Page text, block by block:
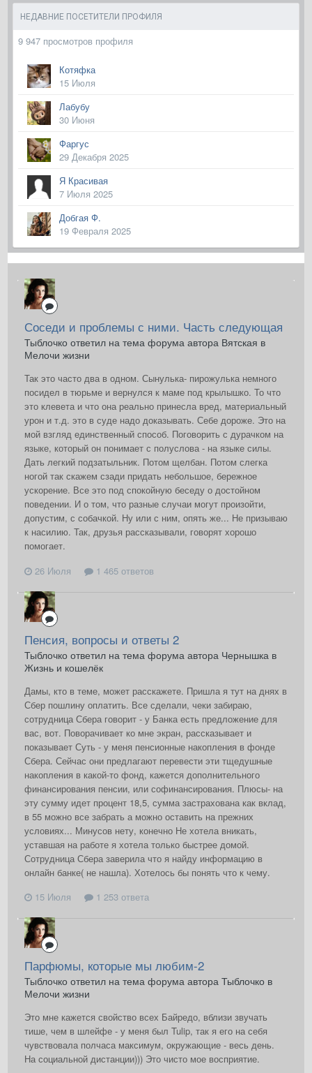
НЕДАВНИЕ ПОСЕТИТЕЛИ ПРОФИЛЯ
9 947 просмотров профиля
Котяфка
15 Июля
Лабубу
30 Июня
Фаргус
29 Декабря 2025
Я Красивая
7 Июля 2025
Добгая Ф.
19 Февраля 2025
Соседи и проблемы с ними. Часть следующая
Тыблочко ответил на тема форума автора Вятская в
Мелочи жизни
Так это часто два в одном. Сынулька- пирожулька немного
посидел в тюрьме и вернулся к маме под крылышко. То что
это клевета и что она реально принесла вред, материальный
урон и т.д. это в суде надо доказывать. Себе дороже. Это на
мой взгляд единственный способ. Поговорить с дурачком на
языке, который он понимает с полуслова - на языке силы.
Дать легкий подзатыльник. Потом щелбан. Потом слегка
ногой так скажем сзади придать небольшое, бережное
ускорение. Все это под спокойную беседу о достойном
поведении. И о том, что разные случаи могут произойти,
допустим, с собачкой. Ну или с ним, опять же... Не призываю
к насилию. Так, друзья рассказывали, говорят хорошо
помогает.
26 Июля
1 465 ответов
Пенсия, вопросы и ответы 2
Тыблочко ответил на тема форума автора Чернышка в
Жизнь и кошелёк
Дамы, кто в теме, может расскажете. Пришла я тут на днях в
Сбер пошлину оплатить. Все сделали, чеки забираю,
сотрудница Сбера говорит - у Банка есть предложение для
вас, вот. Поворачивает ко мне экран, рассказывает и
показывает Суть - у меня пенсионные накопления в фонде
Сбера. Сейчас они предлагают перевести эти тщедушные
накопления в какой-то фонд, кажется дополнительного
финансирования пенсии, или софинансирования. Плюсы- на
эту сумму идет процент 18,5, сумма застрахована как вклад,
в 55 можно все забрать а можно оставить на прежних
условиях... Минусов нету, конечно Не хотела вникать,
уставшая на работе я хотела только быстрее домой.
Сотрудница Сбера заверила что я найду информацию в
онлайн банке( не нашла). Хотелось бы понять что к чему.
15 Июля
1 253 ответа
Парфюмы, которые мы любим-2
Тыблочко ответил на тема форума автора Тыблочко в
Мелочи жизни
Это мне кажется свойство всех Байредо, вблизи звучать
тише, чем в шлейфе - у меня был Tulip, так я его на себя
чувствовала полчаса максимум, окружающие - весь день.
На социальной дистанции))) Это чисто мое восприятие.